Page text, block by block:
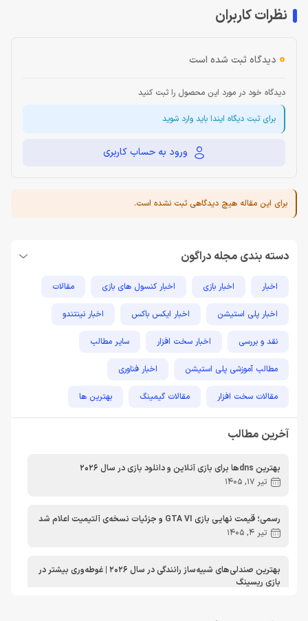
نظرات کاربران
0 دیدگاه ثبت شده است
دیدگاه خود در مورد این محصول را ثبت کنید
برای ثبت دیگاه ایندا باید وارد شوید
ورود به حساب کاربری
برای این مقاله هیچ دیدگاهی ثبت نشده است.
دسته بندی مجله دراگون
اخبار اخبار بازی اخبار کنسول های بازی مقالات
اخبار پلی استیشن اخبار ایکس باکس اخبار نینتندو
نقد و بررسی اخبار سخت افزار سایر مطالب
مطالب آموزشی پلی استیشن اخبار فناوری
مقالات سخت افزار مقالات گیمینگ بهترین ها
مطالب آموزشی ایکس باکس
آخرین مطالب
بهترین dnsها برای بازی آنلاین و دانلود بازی در سال 2026
تیر 17, 1405
رسمی؛ قیمت نهایی بازی GTA VI و جزئیات نسخه‌ی آلتیمیت اعلام شد
تیر 4, 1405
بهترین صندلی‌های شبیه‌ساز رانندگی در سال 2026 | غوطه‌وری بیشتر در
بازی ریسینگ